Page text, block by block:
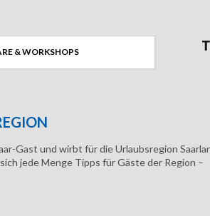
& WORKSHOPS
Gast und wirbt für die Urlaubsregion
jede Menge Tipps für Gäste der Region –